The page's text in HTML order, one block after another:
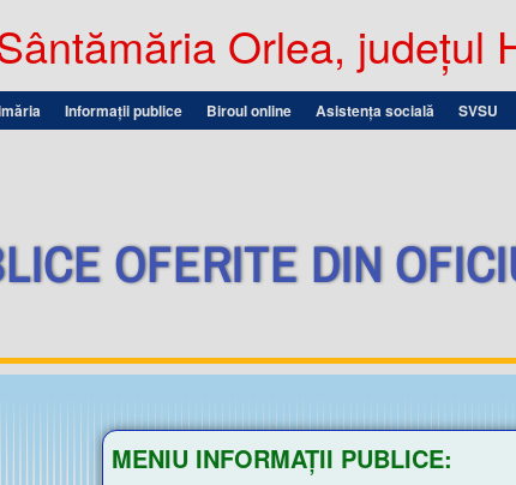
Orlea, județul
Informații publice Biroul online Asistența socială SVSU
OFERITE DIN
MENIU INFORMAȚII PUBLICE: